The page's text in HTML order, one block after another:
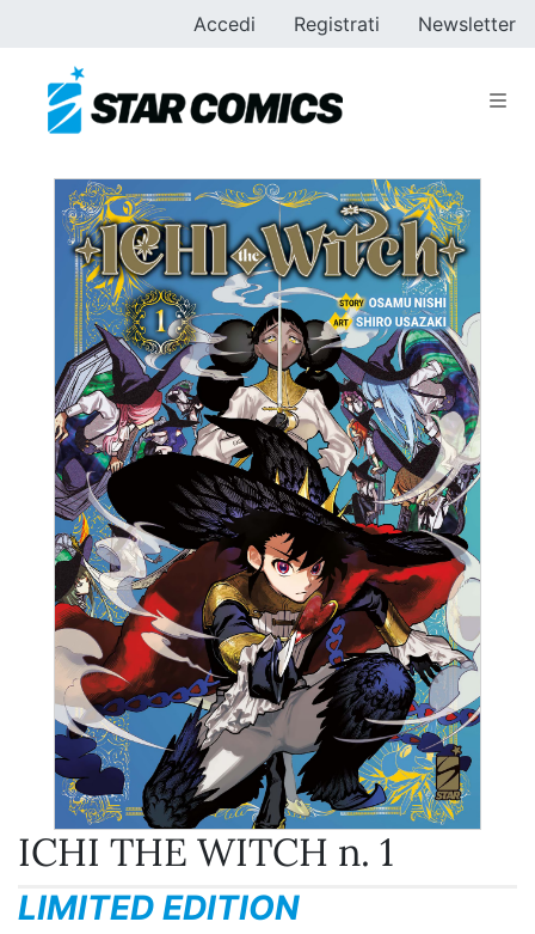
Accedi Registrati Newsletter
ICHI THE WITCH n. 1
LIMITED EDITION